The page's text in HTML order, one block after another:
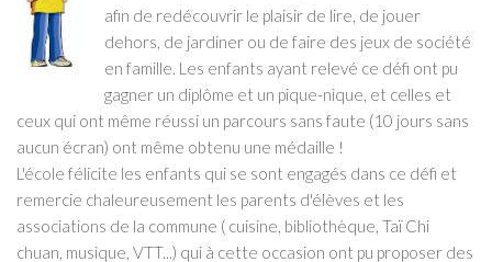
Actualité
photos, vidéos et audio
Photos
Les diaporamas
enregistrements audio
Les associations
afin de redécouvrir le plaisir de lire, de jouer
dehors, de jardiner ou de faire des jeux de société
en famille. Les enfants ayant relevé ce défi ont pu
gagner un diplôme et un pique-nique, et celles et
ceux qui ont même réussi un parcours sans faute (10 jours sans
aucun écran) ont même obtenu une médaille !
L'école félicite les enfants qui se sont engagés dans ce défi et
remercie chaleureusement les parents d'élèves et les
associations de la commune ( cuisine, bibliothèque, Taï Chi
chuan, musique, VTT...) qui à cette occasion ont pu proposer des